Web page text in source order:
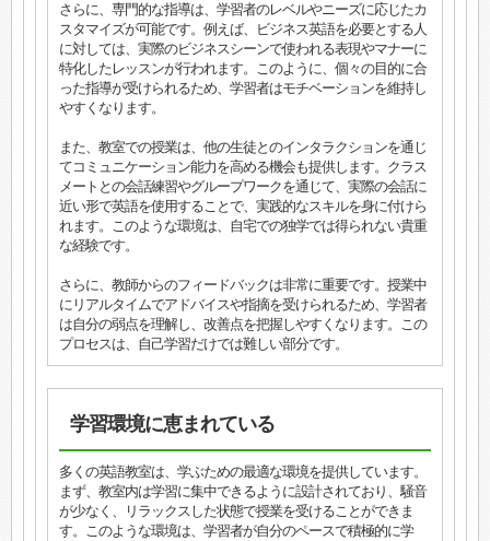
さらに、専門的な指導は、学習者のレベルやニーズに応じたカ
スタマイズが可能です。例えば、ビジネス英語を必要とする人
に対しては、実際のビジネスシーンで使われる表現やマナーに
特化したレッスンが行われます。このように、個々の目的に合
った指導が受けられるため、学習者はモチベーションを維持し
やすくなります。
また、教室での授業は、他の生徒とのインタラクションを通じ
てコミュニケーション能力を高める機会も提供します。クラス
メートとの会話練習やグループワークを通じて、実際の会話に
近い形で英語を使用することで、実践的なスキルを身に付けら
れます。このような環境は、自宅での独学では得られない貴重
な経験です。
さらに、教師からのフィードバックは非常に重要です。授業中
にリアルタイムでアドバイスや指摘を受けられるため、学習者
は自分の弱点を理解し、改善点を把握しやすくなります。この
プロセスは、自己学習だけでは難しい部分です。
学習環境に恵まれている
多くの英語教室は、学ぶための最適な環境を提供しています。
まず、教室内は学習に集中できるように設計されており、騒音
が少なく、リラックスした状態で授業を受けることができま
す。このような環境は、学習者が自分のペースで積極的に学